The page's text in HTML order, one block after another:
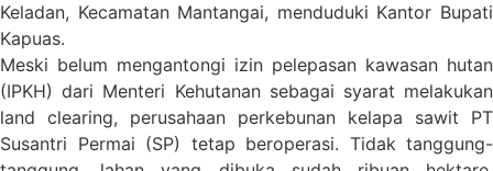
Keladan, Kecamatan Mantangai, menduduki Kantor Bupati
Kapuas.
Meski belum mengantongi izin pelepasan kawasan hutan
(IPKH) dari Menteri Kehutanan sebagai syarat melakukan
land clearing, perusahaan perkebunan kelapa sawit PT
Susantri Permai (SP) tetap beroperasi. Tidak tanggung-